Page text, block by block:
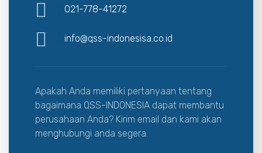
021-778-41272
info@qss-indonesisa.co.id
Apakah Anda memiliki pertanyaan tentang
bagaimana QSS-INDONESIA dapat membantu
perusahaan Anda? Kirim email dan kami akan
menghubungi anda segera.